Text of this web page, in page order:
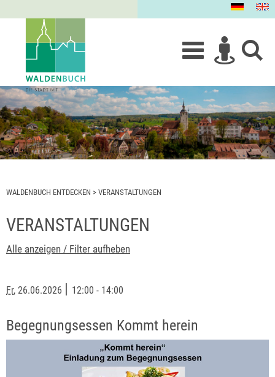
WALDENBUCH ENTDECKEN > VERANSTALTUNGEN
VERANSTALTUNGEN
Alle anzeigen / Filter aufheben
Fr, 26.06.2026 | 12:00 - 14:00
Begegnungsessen Kommt herein